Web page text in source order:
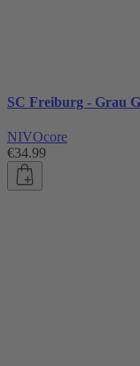
SC Freiburg - Grau
NIVOcore
€34.99